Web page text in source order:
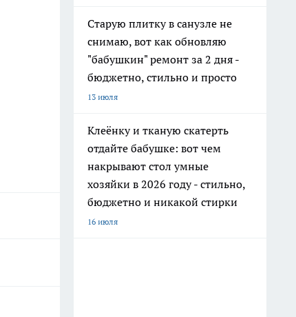
Старую плитку в санузле не
снимаю, вот как обновляю
"бабушкин" ремонт за 2 дня -
бюджетно, стильно и просто
13 июля
Клеёнку и тканую скатерть
отдайте бабушке: вот чем
накрывают стол умные
хозяйки в 2026 году - стильно,
бюджетно и никакой стирки
16 июля